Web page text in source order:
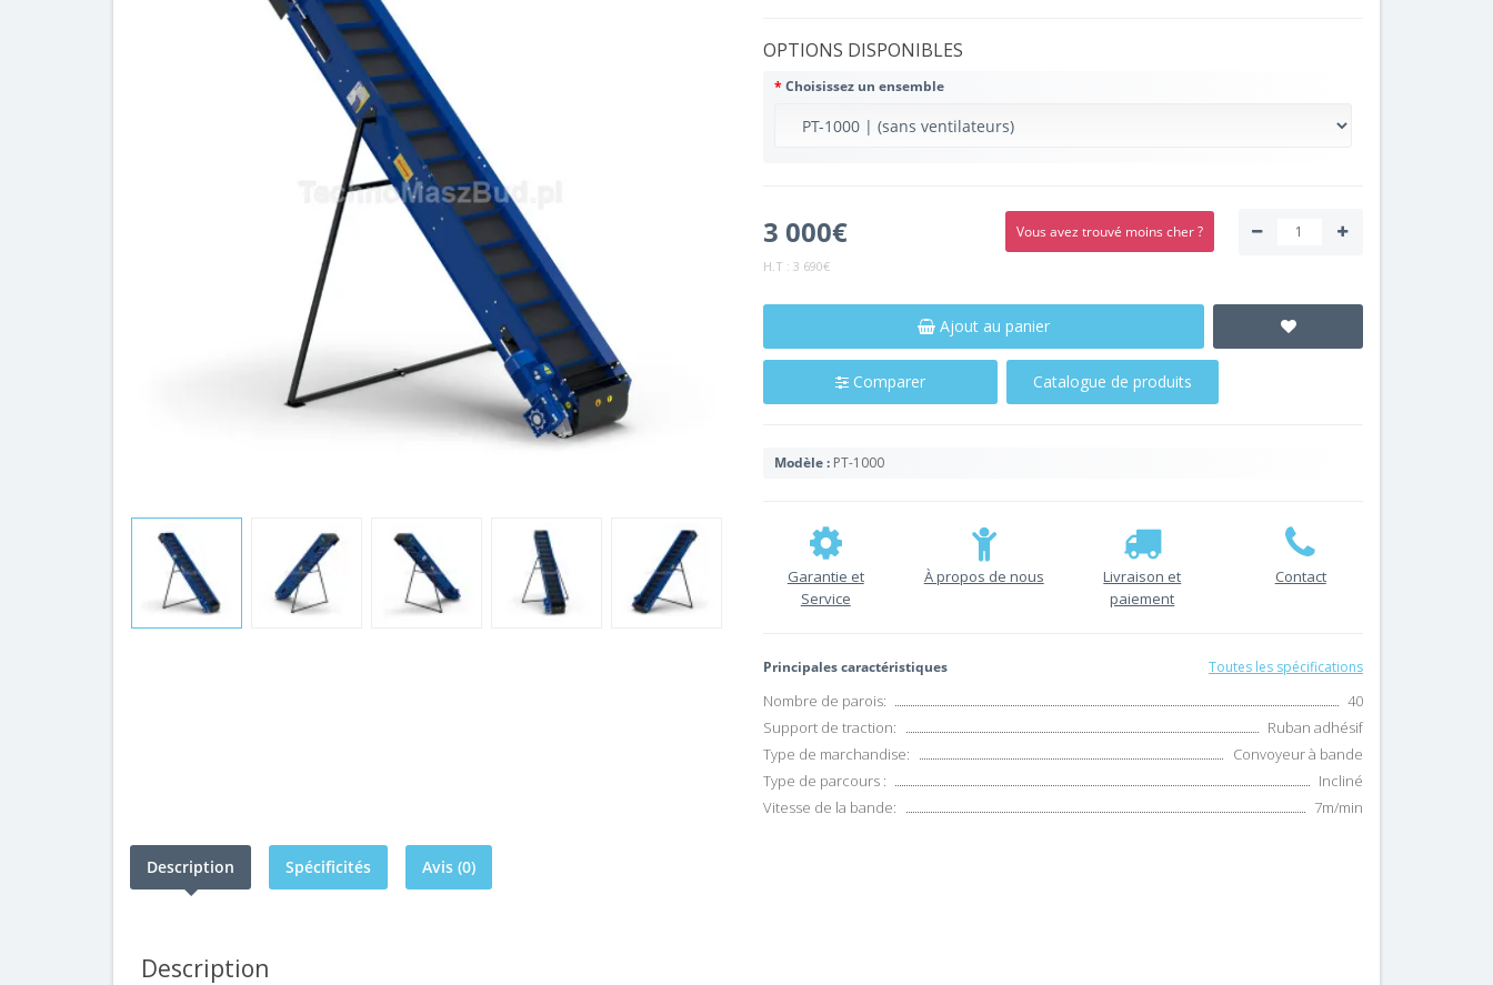
OPTIONS DISPONIBLES
Choisissez un ensemble
3 000€
H.T : 3 690€
Vous avez trouvé moins cher ?
Ajout au panier
Comparer Catalogue de produits
Modèle : PT-1000
Garantie et
Service
À propos de nous
Livraison et
paiement
Contact
Principales caractéristiques Toutes les spécifications
Nombre de parois:
40
Support de traction:
Ruban adhésif
Type de marchandise:
Convoyeur à bande
Type de parcours :
Incliné
Vitesse de la bande:
7m/min
Description Spécificités Avis (0)
Description